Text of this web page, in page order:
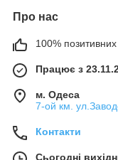
Про нас
100% позитивних
Працює з
м. Одеса
7-ой км.
Контакти
Сьогодні